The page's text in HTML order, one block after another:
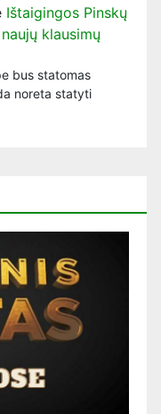
Ištaigingos Pinskų
klausimų
bus statomas
noreta statyti